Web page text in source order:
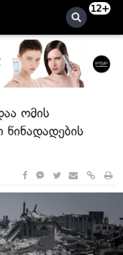
12+
ომის
წინადადების